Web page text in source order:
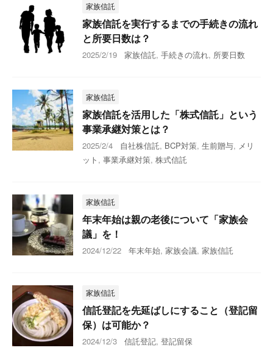
家族信託
家族信託を実行するまでの手続きの流れ
と所要日数は？
2025/2/19 家族信託, 手続きの流れ, 所要日数
家族信託
家族信託を活用した「株式信託」という
事業承継対策とは？
2025/2/4 自社株信託, BCP対策, 生前贈与, メリ
ット , 事業承継対策, 株式信託
家族信託
年末年始は親の老後について「家族会
議」を！
2024/12/22 年末年始, 家族会議, 家族信託
家族信託
信託登記を先延ばしにすること（登記留
保）は可能か？
2024/12/3 信託登記, 登記留保